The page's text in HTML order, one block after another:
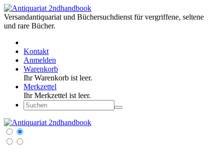
Versandantiquariat und Büchersuchdienst für vergriffene, seltene
und rare Bücher.
Kontakt
Anmelden
Warenkorb
Ihr Warenkorb ist leer.
Merkzettel
Ihr Merkzettel ist leer.